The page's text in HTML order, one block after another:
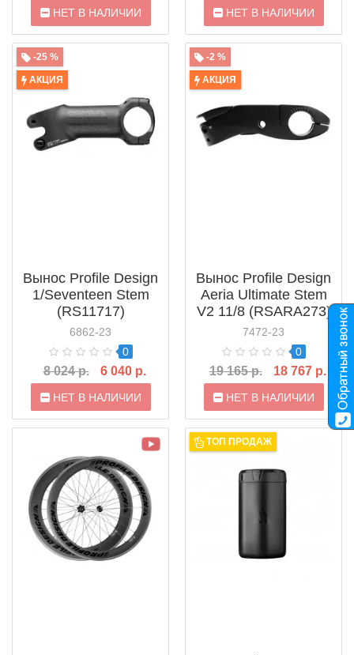
НЕТ В НАЛИЧИИ НЕТ В НАЛИЧИИ
-25 %
АКЦИЯ
Вынос Profile Design
1/Seventeen Stem
(RS11717)
6862-23
0
8 024 р. 6 040 р.
НЕТ В НАЛИЧИИ
-2 %
АКЦИЯ
Вынос Profile Design
Aeria Ultimate Stem
V2 11/8 (RSARA273)
7472-23
0
19 165 р. 18 767 р.
НЕТ В НАЛИЧИИ
ТОП ПРОДАЖ